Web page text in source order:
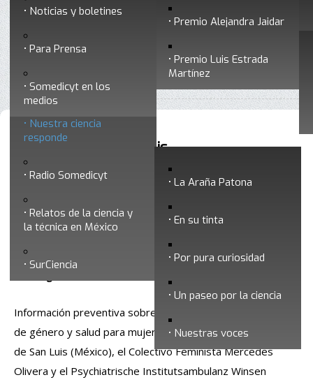
Premios a divulgadores Premio Alejandra Jaidar
Premio Luis Estrada
Martínez
Ciencia y Tecnología
Nuestra ciencia
responde
Radio Somedicyt La Araña Patona
En su tinta
Por pura curiosidad
Un paseo por la ciencia
Nuestras voces
Relatos de la ciencia y
la técnica en México
SurCiencia
Noticias y boletines
Para Prensa
Somedicyt en los
medios
Contacto
Nuestra ciencia responde
•
El Colegio de San Luis
Información preventiva sobre COVID-19 con un enfoque
de género y salud para mujeres que desarrolló el Colegio
de San Luis (México), el Colectivo Feminista Mercedes
Olivera y el Psychiatrische Institutsambulanz Winsen